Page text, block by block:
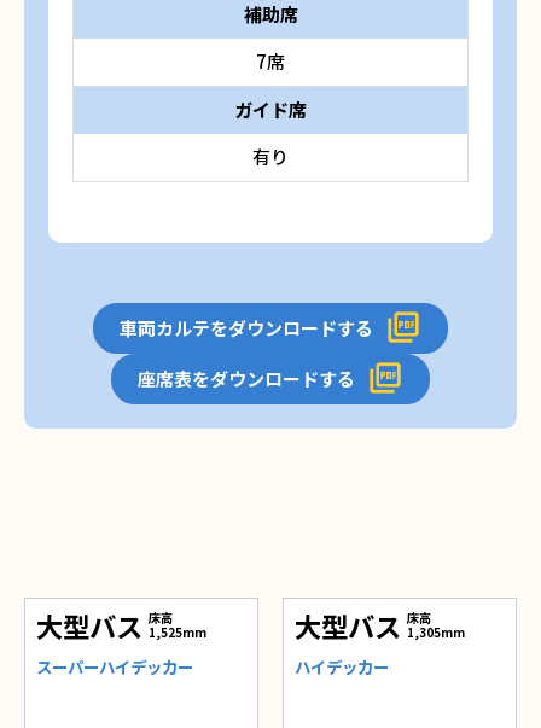
補助席
7席
ガイド席
有り
車両カルテをダウンロードする
座席表をダウンロードする
大型バス 床高
1,525mm
スーパーハイデッカー
大型バス 床高
1,305mm
ハイデッカー